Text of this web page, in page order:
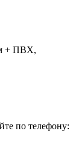
+ ПВХ,
по телефону: